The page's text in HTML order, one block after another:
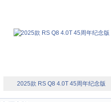
2025款 RS Q8 4.0T 45周年纪念版